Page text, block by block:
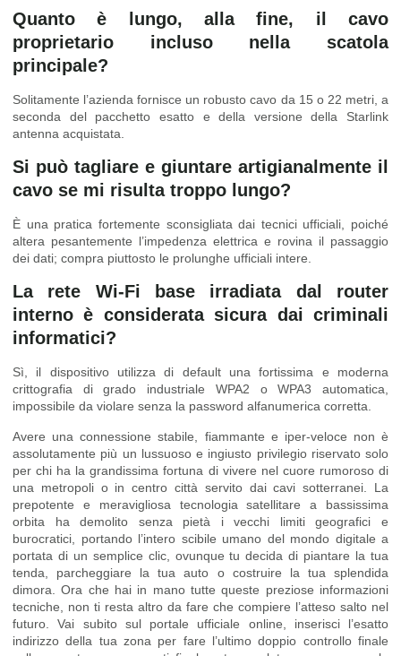
Quanto è lungo, alla fine, il cavo
proprietario incluso nella scatola
principale?
Solitamente l’azienda fornisce un robusto cavo da 15 o 22 metri, a
seconda del pacchetto esatto e della versione della Starlink
antenna acquistata.
Si può tagliare e giuntare artigianalmente il
cavo se mi risulta troppo lungo?
È una pratica fortemente sconsigliata dai tecnici ufficiali, poiché
altera pesantemente l’impedenza elettrica e rovina il passaggio
dei dati; compra piuttosto le prolunghe ufficiali intere.
La rete Wi-Fi base irradiata dal router
interno è considerata sicura dai criminali
informatici?
Sì, il dispositivo utilizza di default una fortissima e moderna
crittografia di grado industriale WPA2 o WPA3 automatica,
impossibile da violare senza la password alfanumerica corretta.
Avere una connessione stabile, fiammante e iper-veloce non è
assolutamente più un lussuoso e ingiusto privilegio riservato solo
per chi ha la grandissima fortuna di vivere nel cuore rumoroso di
una metropoli o in centro città servito dai cavi sotterranei. La
prepotente e meravigliosa tecnologia satellitare a bassissima
orbita ha demolito senza pietà i vecchi limiti geografici e
burocratici, portando l’intero scibile umano del mondo digitale a
portata di un semplice clic, ovunque tu decida di piantare la tua
tenda, parcheggiare la tua auto o costruire la tua splendida
dimora. Ora che hai in mano tutte queste preziose informazioni
tecniche, non ti resta altro da fare che compiere l’atteso salto nel
futuro. Vai subito sul portale ufficiale online, inserisci l’esatto
indirizzo della tua zona per fare l’ultimo doppio controllo finale